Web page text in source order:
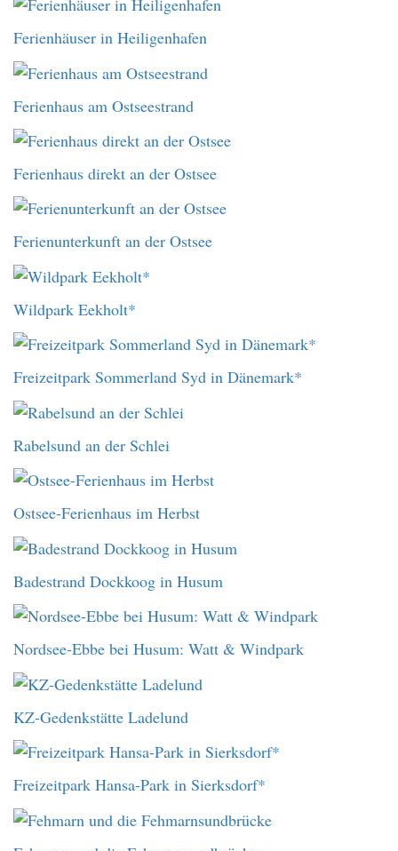
Ferienhäuser in Heiligenhafen
Ferienhaus am Ostseestrand
Ferienhaus direkt an der Ostsee
Ferienunterkunft an der Ostsee
Wildpark Eekholt*
Freizeitpark Sommerland Syd in Dänemark*
Rabelsund an der Schlei
Ostsee-Ferienhaus im Herbst
Badestrand Dockkoog in Husum
Nordsee-Ebbe bei Husum: Watt & Windpark
KZ-Gedenkstätte Ladelund
Freizeitpark Hansa-Park in Sierksdorf*